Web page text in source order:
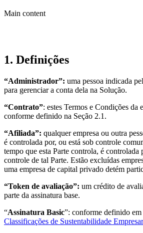
Main content
1. Definições
“Administrador”: uma pessoa indicada
para gerenciar a conta dela na Solução.
“Contrato”: estes Termos e Condições da
conforme definido na Seção 2.1.
“Afiliada”: qualquer empresa ou outra
é controlada por, ou está sob controle
tempo que esta Parte controla, é controlada
controle de tal Parte. Estão excluídas
uma empresa de capital privado detém
“Token de avaliação”: um crédito de
parte da assinatura base.
“Assinatura Basic”: conforme definido em
Classificações de Sustentabilidade